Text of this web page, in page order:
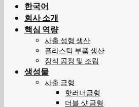
한국어
회사 소개
핵심 역량
사출 성형 생산
플라스틱 부품 생산
장식 공정 및 조립
생성물
사출 금형
핫러너금형
더블 샷 금형